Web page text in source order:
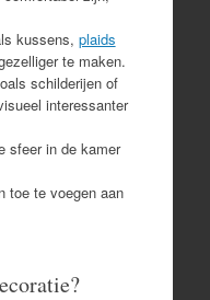
kussens, plaids
te maken.
schilderijen of
interessanter
sfeer in de kamer
toe te voegen aan